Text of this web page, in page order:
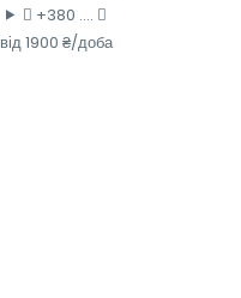
+380 ....
від 1900 ₴/доба